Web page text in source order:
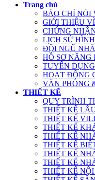
Trang chủ
BÁO CHÍ NÓI
GIỚI THIỆU
CHỨNG
LỊCH SỬ
ĐỘI NGŨ
HỒ SƠ NĂNG
TUYỂN DỤNG
HOẠT ĐỘNG
VĂN PHÒNG
THIẾT KẾ
QUY TRÌNH
THIẾT KẾ
THIẾT KẾ
THIẾT KẾ
THIẾT KẾ
THIẾT KẾ
THIẾT KẾ
THIẾT KẾ
THIẾT KẾ